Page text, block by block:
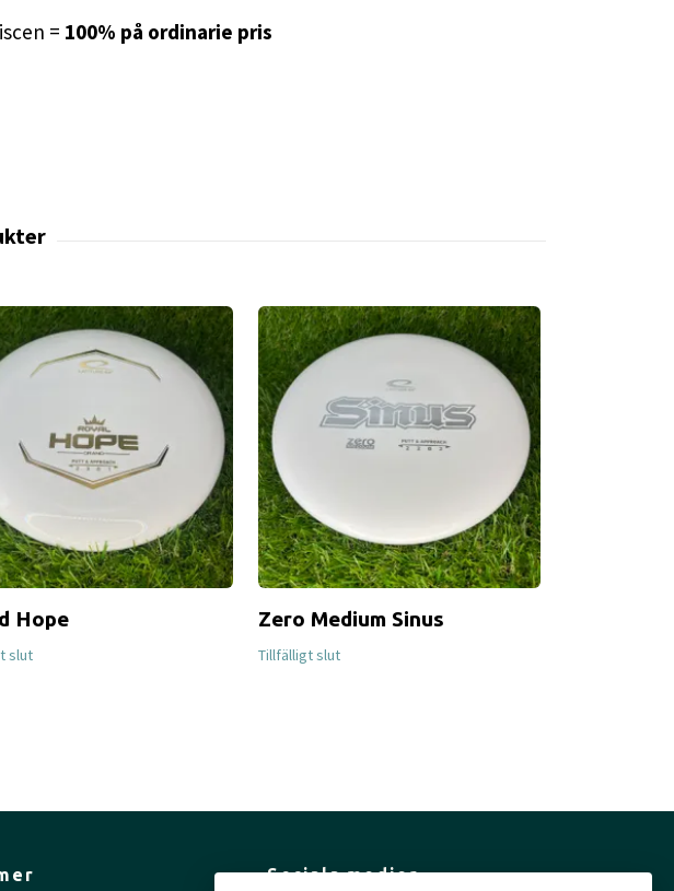
= 100% på ordinarie pris
Hope
slut
Zero Medium Sinus
Tillfälligt slut
Sociala medier